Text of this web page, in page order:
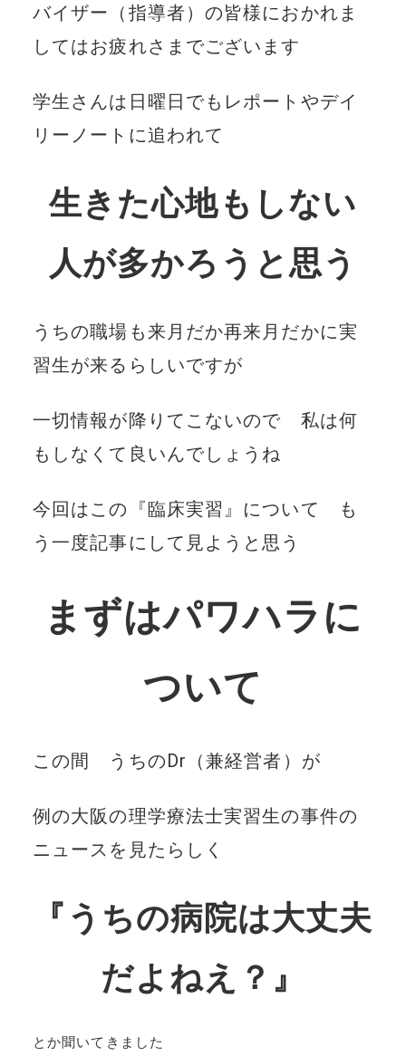
バイザー（指導者）の皆様におかれま
してはお疲れさまでございます
学生さんは日曜日でもレポートやデイ
リーノートに追われて
生きた心地もしない
人が多かろうと思う
うちの職場も来月だか再来月だかに実
習生が来るらしいですが
一切情報が降りてこないので 私は何
もしなくて良いんでしょうね
今回はこの『臨床実習』について も
う一度記事にして見ようと思う
まずはパワハラに
ついて
この間 うちのDr（兼経営者）が
例の大阪の理学療法士実習生の事件の
ニュースを見たらしく
『うちの病院は大丈夫
だよねえ？』
とか聞いてきました